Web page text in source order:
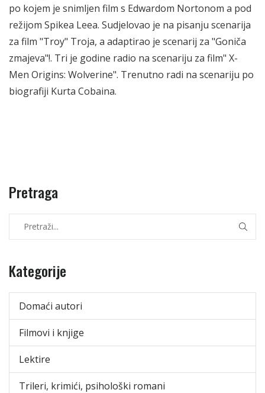
po kojem je snimljen film s Edwardom Nortonom a pod
režijom Spikea Leea. Sudjelovao je na pisanju scenarija
za film "Troy" Troja, a adaptirao je scenarij za "Goniča
zmajeva"!. Tri je godine radio na scenariju za film" X-
Men Origins: Wolverine". Trenutno radi na scenariju po
biografiji Kurta Cobaina.
Pretraga
Kategorije
Domaći autori
Filmovi i knjige
Lektire
Trileri, krimići, psihološki romani